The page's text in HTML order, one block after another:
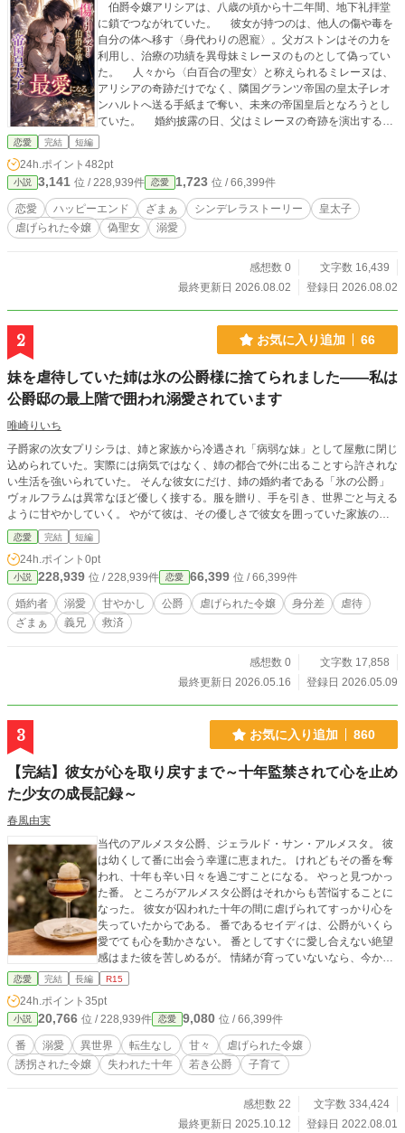
伯爵令嬢アリシアは、八歳の頃から十二年間、地下礼拝堂
に鎖でつながれていた。 彼女が持つのは、他人の傷や毒を
自分の体へ移す〈身代わりの恩寵〉。父ガストンはその力を
利用し、治療の功績を異母妹ミレーヌのものとして偽ってい
た。 人々から〈白百合の聖女〉と称えられるミレーヌは、
アリシアの奇跡だけでなく、隣国グランツ帝国の皇太子レオ
ンハルトへ送る手紙まで奪い、未来の帝国皇后となろうとし
ていた。 婚約披露の日、父はミレーヌの奇跡を演出するた
め、レオンハルトへ毒矢を放つ。 アリシアが毒と傷を引き
られる。たとえアリシアが死んでも、誰も困らない――。
そうなるはずだった。 「俺を救った女は、今、俺の腕の中で
血を流している。お前の白い衣装には、血の一滴もついてい
ないな」 意識を取り戻したレオンハルトは、鎖につながれ
たアリシアと、彼女が書いた四十七通の手紙の真実に気づ
具として使い、皇太子襲撃まで企てた父。 侯爵への昇爵
と、帝国皇后の座を目前にしていた二人は、その最も華やか
ないと思っていた彼女は、尊大でありながら決して心を奪お
ことを覚えていく。 やがてアリシアは、虐げられた令嬢で
はなく、恩寵を持つ者たちを守る法律を作る一人の女性とし
なる逆転シンデレラストーリー。
恋愛 完結 短編
24h.ポイント 482pt
小説 3,141 位 / 228,939件 恋愛 1,723 位 / 66,399件
恋愛 ハッピーエンド ざまぁ シンデレラストーリー
皇太子
虐げられた令嬢
偽聖女 溺愛
感想数 0
文字数 16,439
最終更新日 2026.08.02
登録日 2026.08.02
2 お気に入り追加 66
妹を虐待していた姉は氷の公爵様に捨てられました――私は
公爵邸の最上階で囲われ溺愛されています
唯崎りいち
子爵家の次女プリシラは、姉と家族から冷遇され「病弱な妹」として屋敷に閉じ
込められていた。実際には病気ではなく、姉の都合で外に出ることすら許されな
い生活を強いられていた。 そんな彼女にだけ、姉の婚約者である「氷の公爵」
ヴォルフラムは異常なほど優しく接する。服を贈り、手を引き、世界ごと与える
ように甘やかしていく。 やがて彼は、その優しさで彼女を囲っていた家族の支
配ごと壊し、プリシラを“外の世界”へ連れ出してしまう。
恋愛 完結 短編
24h.ポイント 0pt
小説 228,939 位 / 228,939件 恋愛 66,399 位 / 66,399件
婚約者 溺愛 甘やかし 公爵 虐げられた令嬢 身分差
虐待
ざまぁ
義兄 救済
感想数 0
文字数 17,858
最終更新日 2026.05.16
登録日 2026.05.09
3 お気に入り追加 860
【完結】彼女が心を取り戻すまで～十年監禁されて心を止め
た少女の成長記録～
春風由実
当代のアルメスタ公爵、ジェラルド・サン・アルメスタ。 彼
は幼くして番に出会う幸運に恵まれた。 けれどもその番を奪
われ、十年も辛い日々を過ごすことになる。 やっと見つかっ
た番。 ところがアルメスタ公爵はそれからも苦悩することに
なった。 彼女が囚われた十年の間に虐げられてすっかり心を
失っていたからである。 番であるセイディは、公爵がいくら
愛でても心を動かさない。 番としてすぐに愛し合えない絶望
感はまた彼を苦しめるが。 情緒が育っていないなら、今から
育てていけばいい。 これは十年虐げられて心を止めてしまっ
長記録。 「せいでぃ、ぷりんたべる」 「せいでぃ、たのち
っ」 「せいでぃ、るどといっしょです」 次第にアルメスタ公
爵邸に明るい声が響くようになってきた。 なお彼女の知らな
いところで、十年前に彼女を奪った者たちは制裁を受けてい
く。 ──失われた心は取り戻せるものだろうか？── ※R15は
います。 ※2025.08.25 おかげさまで無事完結しました。 ※
完結後もセイディちゃんと愉快な仲間たちの小話は続きま
恋愛 完結 長編 R15
24h.ポイント 35pt
小説 20,766 位 / 228,939件 恋愛 9,080 位 / 66,399件
番 溺愛 異世界 転生なし 甘々
虐げられた令嬢
誘拐された令嬢
失われた十年 若き公爵 子育て
感想数 22
文字数 334,424
最終更新日 2025.10.12
登録日 2022.08.01